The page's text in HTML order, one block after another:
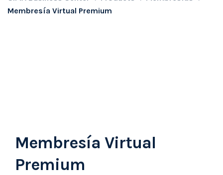
Membresía Virtual Premium
Membresía Virtual
Premium